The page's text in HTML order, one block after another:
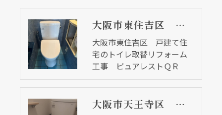
大阪市東住吉区 戸建て住宅のトイレ取替リフォーム工事 ピュアレストＱＲ
大阪市東住吉区 戸建て住
宅のトイレ取替リフォーム
工事 ピュアレストＱＲ
大阪市天王寺区 分譲マンションのフルリフォーム工事⑤ トイレと洗面化粧台